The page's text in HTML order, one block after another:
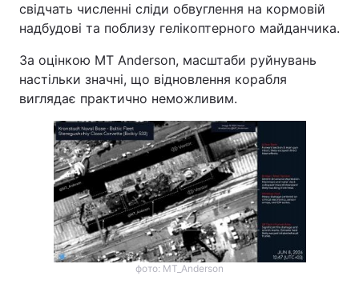
свідчать численні сліди обвуглення на кормовій
надбудові та поблизу гелікоптерного майданчика.
За оцінкою MT Anderson, масштаби руйнувань
настільки значні, що відновлення корабля
виглядає практично неможливим.
фото: MT_Anderson